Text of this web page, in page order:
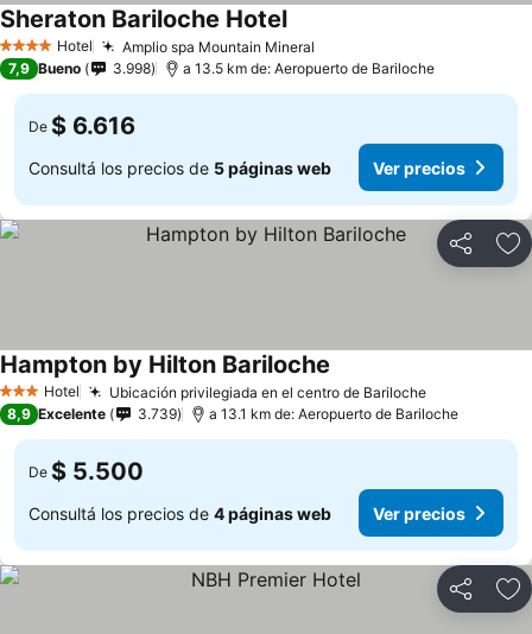
4 EstrellasHotel Amplio spa Mountain Mineral
Sheraton Bariloche Hotel
7,9 Bueno 3.998 a 13.5 km de: Aeropuerto de Bariloche
De $ 6.616
Consultá los precios de 5 páginas web Ver precios
Compartir
3 Estrellas
Hotel Ubicación privilegiada en el centro de Bariloche
Hampton by Hilton Bariloche
8,9 Excelente 3.739 a 13.1 km de: Aeropuerto de Bariloche
De $ 5.500
Consultá los precios de 4 páginas web Ver precios
Compartir